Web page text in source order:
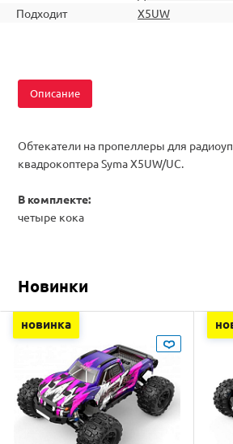
Подходит
X5UW
Описание
Обтекатели на пропеллеры для
квадрокоптера Syma X5UW/UC.
В комплекте:
четыре кока
Новинки
новинка